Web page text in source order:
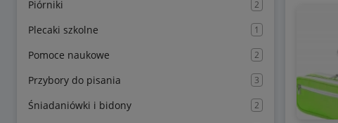
Piórniki 2
Plecaki szkolne 1
Pomoce naukowe 2
Przybory do pisania 3
Śniadaniówki i bidony 2